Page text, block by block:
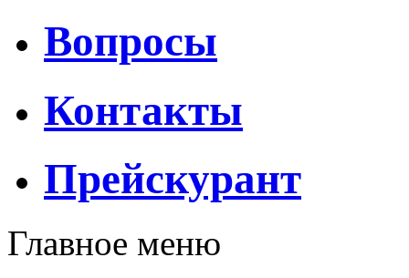
Вопросы
Контакты
Прейскурант
Главное меню